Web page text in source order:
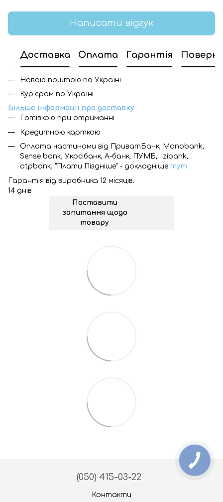
Написати відгук
Доставка Оплата Гарантія
Новою поштою по Україні
Кур'єром по Україні
Більше інформації про доставку
Готівкою при отриманні
Кредитною карткою
Оплата частинами від ПриватБанк, Monobank,
Sense bank, Укрсібанк, А-банк, ПУМБ, izibank,
otpbank, "Плати Піздніше" - докладніше тут
Гарантія від виробника 12 місяців.
14 днів
Поставити
запитання щодо
товару
(050) 415-03-22
Контакти